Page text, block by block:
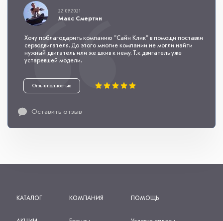
Оставить отзыв
22.09.2021
Макс Смертин
Хочу поблагодарить компанию "Сайн Клик" в помощи поставки
серводвигателя. До этого многие компании не могли найти
нужный двигатель или же шкив к нему. Т.к двигатель уже
устаревшей модели.
Отзыв полностью
КАТАЛОГ КОМПАНИЯ ПОМОЩЬ